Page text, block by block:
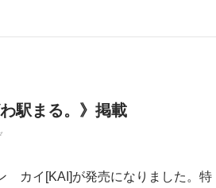
駅まる。》掲載
カイ[KAI]が発売になりました。特